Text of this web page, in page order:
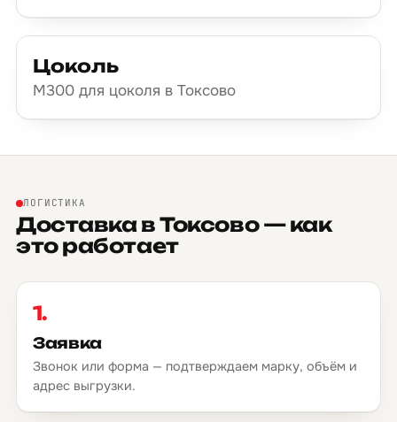
Цоколь
М300 для цоколя в Токсово
ЛОГИСТИКА
Доставка в Токсово — как
это работает
1.
Заявка
Звонок или форма — подтверждаем марку, объём и
адрес выгрузки.